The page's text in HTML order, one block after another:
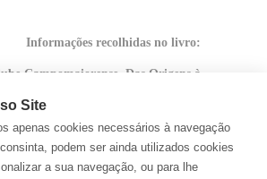
Informações recolhidas no livro:
Campomaiorense, Das Origens à
de Francisco Galego e Joaquim
Folgado
Site
apenas cookies necessários à navegação
podem ser ainda utilizados cookies
a sua navegação, ou para lhe